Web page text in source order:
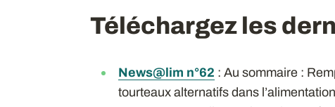
Téléchargez les
News@lim n°62 : Au sommaire :
tourteaux alternatifs dans